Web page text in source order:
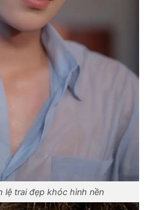
lệ trai đẹp khóc hình nền